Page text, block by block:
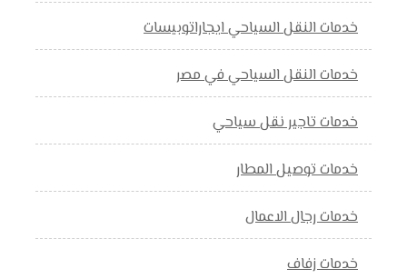
خدمات النقل السياحي ايجاراتوبيسات
خدمات النقل السياحي في مصر
خدمات تاجير نقل سياحي
خدمات توصيل المطار
خدمات رجال الاعمال
خدمات زفاف